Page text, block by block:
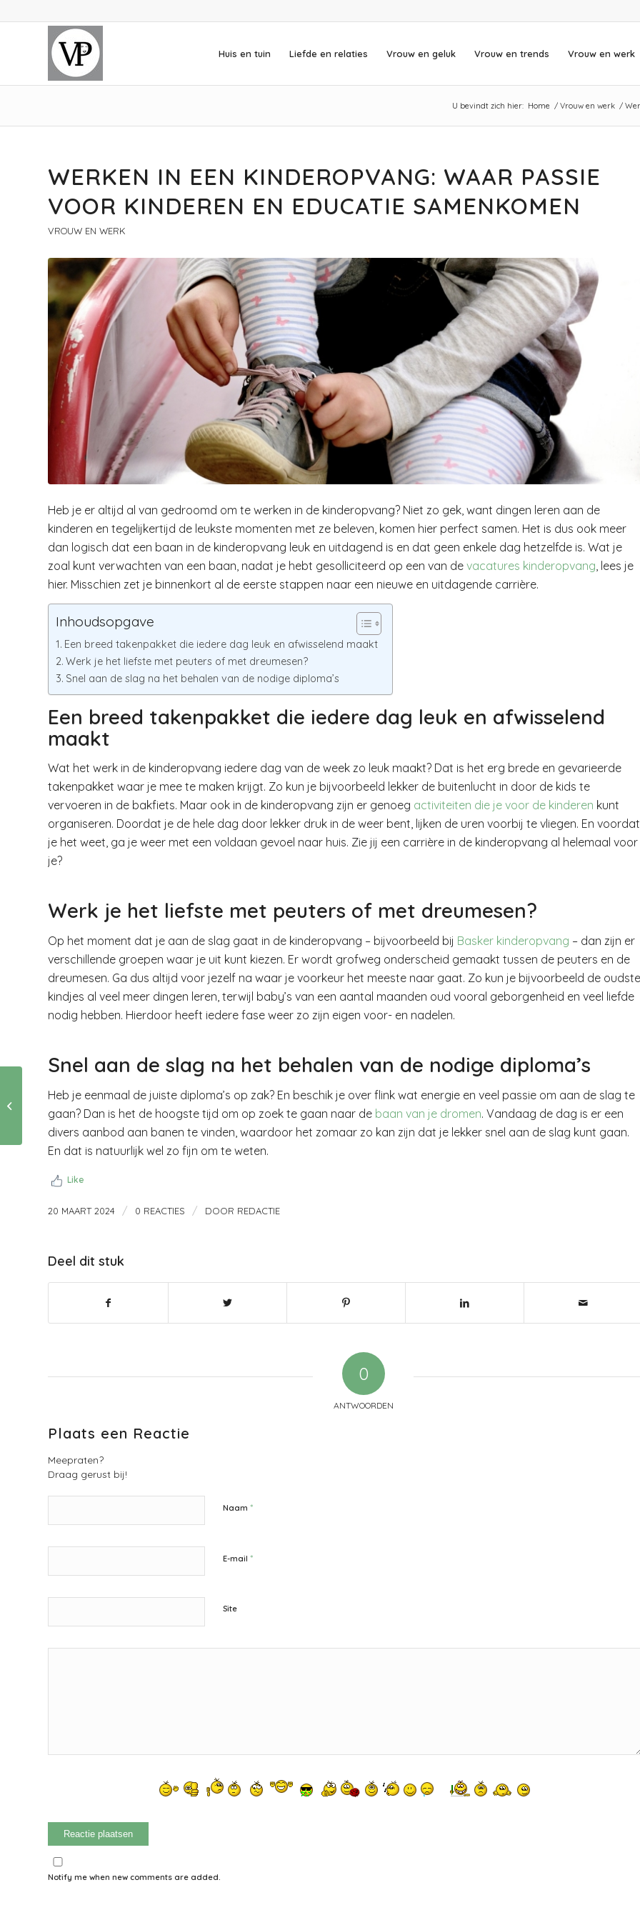
Huis en tuin Liefde en relaties Vrouw en geluk Vrouw en trends Vrouw en werk
U bevindt zich hier: Home / Vrouw en werk /
WERKEN IN EEN KINDEROPVANG: WAAR PASSIE
VOOR KINDEREN EN EDUCATIE SAMENKOMEN
VROUW EN WERK
Heb je er altijd al van gedroomd om te werken in de kinderopvang? Niet zo gek, want dingen leren aan de
kinderen en tegelijkertijd de leukste momenten met ze beleven, komen hier perfect samen. Het is dus ook meer
dan logisch dat een baan in de kinderopvang leuk en uitdagend is en dat geen enkele dag hetzelfde is. Wat je
zoal kunt verwachten van een baan, nadat je hebt gesolliciteerd op een van de vacatures kinderopvang, lees je
hier. Misschien zet je binnenkort al de eerste stappen naar een nieuwe en uitdagende carrière.
Inhoudsopgave
Een breed takenpakket die iedere dag leuk en afwisselend maakt
Werk je het liefste met peuters of met dreumesen?
Snel aan de slag na het behalen van de nodige diploma’s
Een breed takenpakket die iedere dag leuk en afwisselend
maakt
Wat het werk in de kinderopvang iedere dag van de week zo leuk maakt? Dat is het erg brede en gevarieerde
takenpakket waar je mee te maken krijgt. Zo kun je bijvoorbeeld lekker de buitenlucht in door de kids te
vervoeren in de bakfiets. Maar ook in de kinderopvang zijn er genoeg activiteiten die je voor de kinderen kunt
organiseren. Doordat je de hele dag door lekker druk in de weer bent, lijken de uren voorbij te vliegen. En voordat
je het weet, ga je weer met een voldaan gevoel naar huis. Zie jij een carrière in de kinderopvang al helemaal voor
je?
Werk je het liefste met peuters of met dreumesen?
Op het moment dat je aan de slag gaat in de kinderopvang – bijvoorbeeld bij Basker kinderopvang – dan zijn er
verschillende groepen waar je uit kunt kiezen. Er wordt grofweg onderscheid gemaakt tussen de peuters en de
dreumesen. Ga dus altijd voor jezelf na waar je voorkeur het meeste naar gaat. Zo kun je bijvoorbeeld de oudste
kindjes al veel meer dingen leren, terwijl baby’s van een aantal maanden oud vooral geborgenheid en veel liefde
nodig hebben. Hierdoor heeft iedere fase weer zo zijn eigen voor- en nadelen.
Snel aan de slag na het behalen van de nodige diploma’s
Heb je eenmaal de juiste diploma’s op zak? En beschik je over flink wat energie en veel passie om aan de slag te
gaan? Dan is het de hoogste tijd om op zoek te gaan naar de baan van je dromen. Vandaag de dag is er een
divers aanbod aan banen te vinden, waardoor het zomaar zo kan zijn dat je lekker snel aan de slag kunt gaan.
En dat is natuurlijk wel zo fijn om te weten.
Like
20 MAART 2024 / 0 REACTIES / DOOR REDACTIE
Deel dit stuk
0
ANTWOORDEN
Plaats een Reactie
Meepraten?
Draag gerust bij!
Naam *
E-mail *
Site
Notify me when new comments are added.
stralend witte glimlach
van de
mondhygiënist in
Amsterdam!